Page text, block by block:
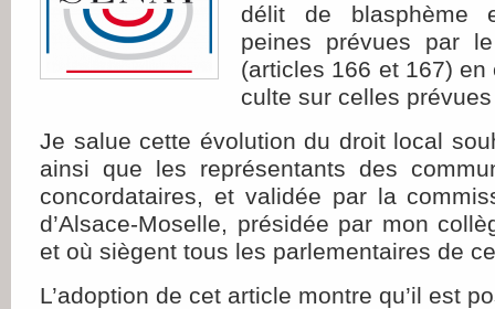
délit de blasphème
peines prévues par
(articles 166 et 167)
culte sur celles
Je salue cette évolution du droit local
ainsi que les représentants des
concordataires, et validée par la
d’Alsace-Moselle, présidée par mon
et où siègent tous les parlementaires de
L’adoption de cet article montre qu’il est